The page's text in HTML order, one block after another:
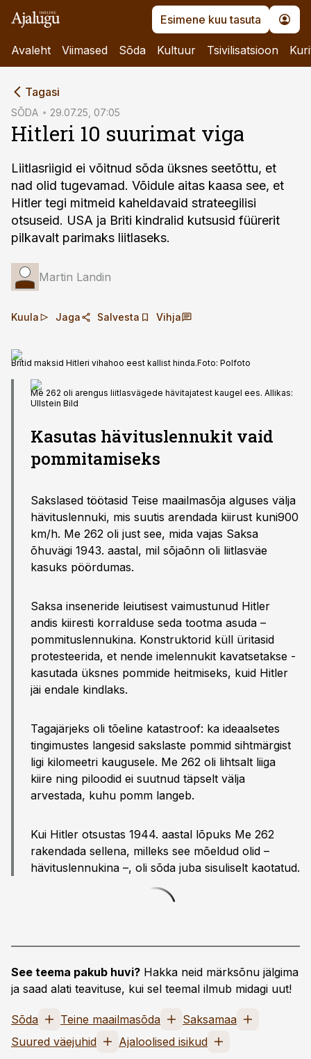
Esimene kuu tasuta
Avaleht Viimased Sõda Kultuur Tsivilisatsioon
Tagasi
SÕDA 29.07.25, 07:05
Hitleri 10 suurimat viga
Liitlasriigid ei võitnud sõda üksnes seetõttu, et
nad olid tugevamad. Võidule aitas kaasa see, et
Hitler tegi mitmeid kaheldavaid strateegilisi
otsuseid. USA ja Briti kindralid kutsusid füürerit
pilkavalt parimaks liitlaseks.
Martin Landin
Kuula Jaga Salvesta Vihja
Britid maksid Hitleri vihahoo eest kallist hinda.Foto: Polfoto
Me 262 oli arengus liitlasvägede hävita­jatest kaugel ees. Allikas:
Ullstein Bild
Kasutas hävituslennukit vaid
pommitamiseks
Sakslased töötasid Teise maailma­sõja alguses välja
hävituslennuki, mis suutis arendada kiirust kuni900
km/h. Me 262 oli just see, mida vajas Saksa
õhuvägi 1943. aastal, mil sõjaõnn oli liitlasväe
kasuks pöör­dumas.
Saksa inseneride leiutisest vaimustunud Hitler
andis kiiresti korralduse seda tootma asuda –
pommituslennukina. Konstruktorid küll üritasid
protesteerida, et nende imelennukit kavatsetakse ­
kasutada üksnes pommide heitmiseks, kuid Hitler
jäi endale kindlaks.
Tagajärjeks oli tõeline katastroof: ka ideaalsetes
tingimustes langesid sakslaste pommid sihtmärgist
ligi kilomeetri kaugusele. Me 262 oli lihtsalt liiga
kiire ning piloodid ei suutnud täpselt välja
arvestada, kuhu pomm langeb.
Kui Hitler otsustas 1944. aastal ­lõpuks Me 262
rakendada sellena, milleks see mõeldud olid –
hävituslennukina –, oli sõda juba sisuliselt kaotatud.
See teema pakub huvi? Hakka neid märksõnu jälgima
ja saad alati teavituse, kui sel teemal ilmub midagi uut!
Sõda Teine maailmasõda
Saksamaa
Suured väejuhid
Ajaloolised isikud